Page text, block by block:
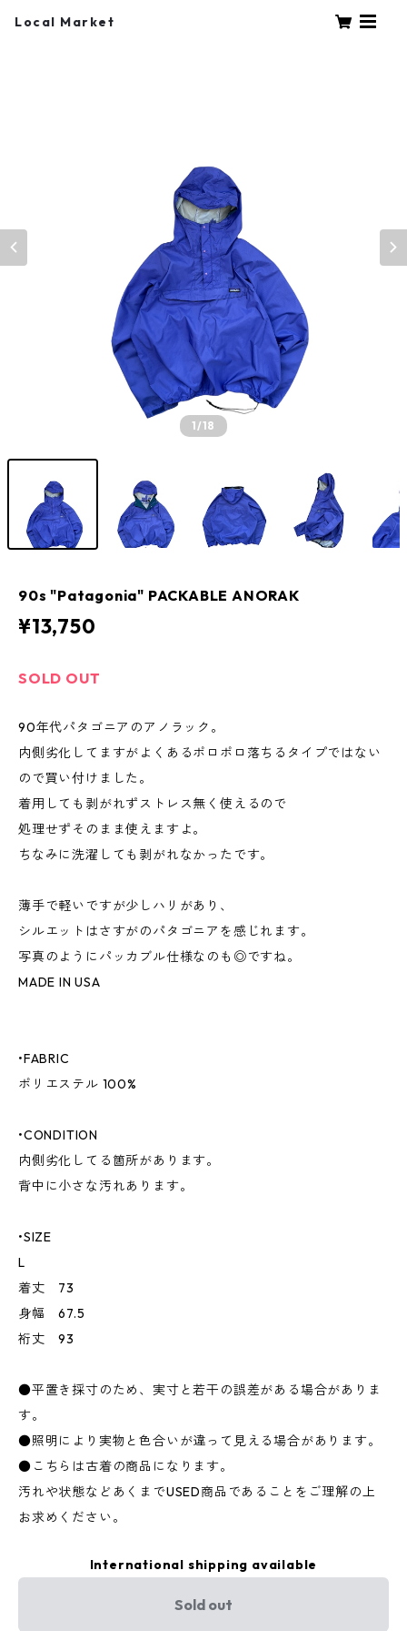
Local Market
1/18
90s "Patagonia" PACKABLE ANORAK
¥13,750
SOLD OUT
90年代パタゴニアのアノラック。
内側劣化してますがよくあるポロポロ落ちるタイプではない
ので買い付けました。
着用しても剥がれずストレス無く使えるので
処理せずそのまま使えますよ。
ちなみに洗濯しても剥がれなかったです。
薄手で軽いですが少しハリがあり、
シルエットはさすがのパタゴニアを感じれます。
写真のようにパッカブル仕様なのも◎ですね。
MADE IN USA
•FABRIC
ポリエステル 100%
•CONDITION
内側劣化してる箇所があります。
背中に小さな汚れあります。
•SIZE
L
着丈 73
身幅 67.5
裄丈 93
●平置き採寸のため、実寸と若干の誤差がある場合がありま
す。
●照明により実物と色合いが違って見える場合があります。
●こちらは古着の商品になります。
汚れや状態などあくまでUSED商品であることをご理解の上
お求めください。
International shipping available
Sold out